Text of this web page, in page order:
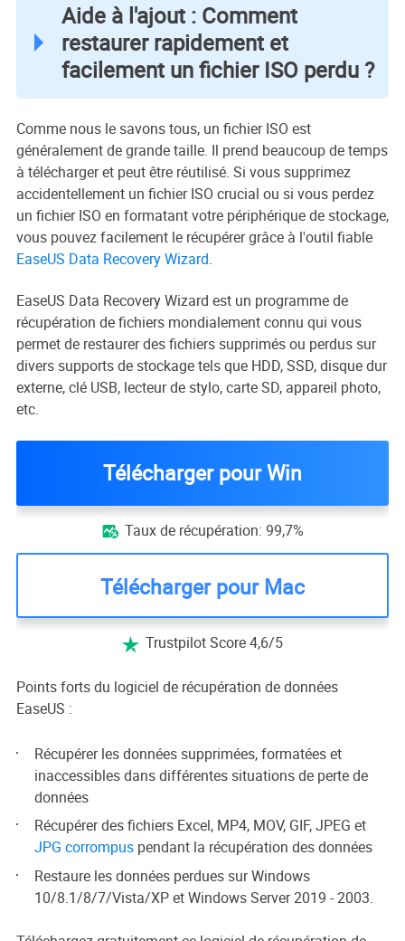
Aide à l'ajout : Comment
restaurer rapidement et
facilement un fichier ISO perdu ?
Comme nous le savons tous, un fichier ISO est
généralement de grande taille. Il prend beaucoup de temps
à télécharger et peut être réutilisé. Si vous supprimez
accidentellement un fichier ISO crucial ou si vous perdez
un fichier ISO en formatant votre périphérique de stockage,
vous pouvez facilement le récupérer grâce à l'outil fiable
EaseUS Data Recovery Wizard.
EaseUS Data Recovery Wizard est un programme de
récupération de fichiers mondialement connu qui vous
permet de restaurer des fichiers supprimés ou perdus sur
divers supports de stockage tels que HDD, SSD, disque dur
externe, clé USB, lecteur de stylo, carte SD, appareil photo,
etc.
Télécharger pour Win
 Taux de récupération: 99,7%
Télécharger pour Mac
 Trustpilot Score 4,6/5
Points forts du logiciel de récupération de données
EaseUS :
Récupérer les données supprimées, formatées et
inaccessibles dans différentes situations de perte de
données
Récupérer des fichiers Excel, MP4, MOV, GIF, JPEG et
JPG corrompuspendant la récupération des données
Restaure les données perdues sur Windows
10/8.1/8/7/Vista/XP et Windows Server 2019 - 2003.